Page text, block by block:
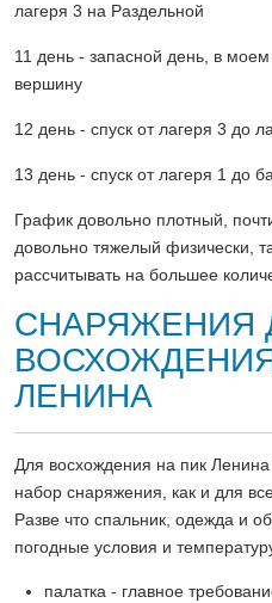
лагеря 3 на Раздельной
11 день - запасной день, в
вершину
12 день - спуск от лагеря 3 до
13 день - спуск от лагеря 1 до
График довольно плотный,
довольно тяжелый физически,
рассчитывать на большее
СНАРЯЖЕНИЯ
ЛЕНИНА
Для восхождения на пик
набор снаряжения, как и для
Разве что спальник, одежда и
погодные условия и
палатка - главное